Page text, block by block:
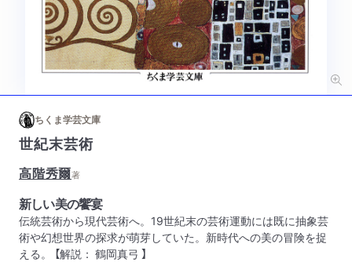
ちくま学芸文庫
世紀末芸術
高階秀爾著
新しい美の饗宴
伝統芸術から現代芸術へ。19世紀末の芸術運動には既に抽象芸
術や幻想世界の探求が萌芽していた。新時代への美の冒険を捉
える。 【解説： 鶴岡真弓 】